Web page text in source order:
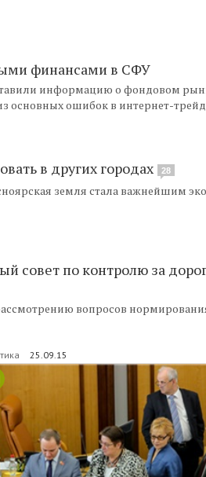
финансами в СФУ
информацию о фондовом
основных ошибок в интернет-
в других городах 28
земля стала важнейшим
совет по контролю за
вопросов
25.09.15